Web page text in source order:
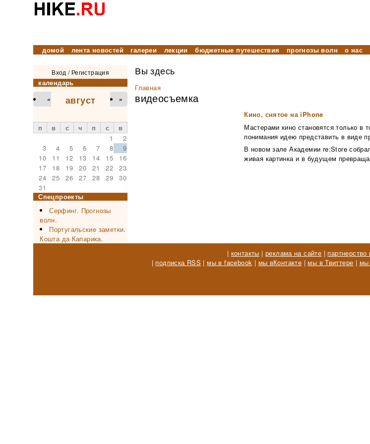
домой лента новостей галереи лекции бюджетные путешествия прогнозы волн о нас
Вход / Регистрация
календарь
август
« »
п в с ч п с
в
1
2
3
4 5 6 7 8
9
10
11 12 13 14 15
16
17
18 19 20 21 22
23
24
25 26 27 28 29
30
31
Спецпроекты
Серфинг. Прогнозы
волн.
Португальские заметки.
Кошта да Капарика.
Вы здесь
Главная
видеосъемка
Кино, снятое на iPhone
Мастерами кино становятся только
понимания идею представить в виде
В новом зале Академии re:Store
живая картинка и в будущем
| контакты | реклама на сайте |
| подписка RSS | мы в facebook | мы вКонтакте | мы в Твиттере | мы